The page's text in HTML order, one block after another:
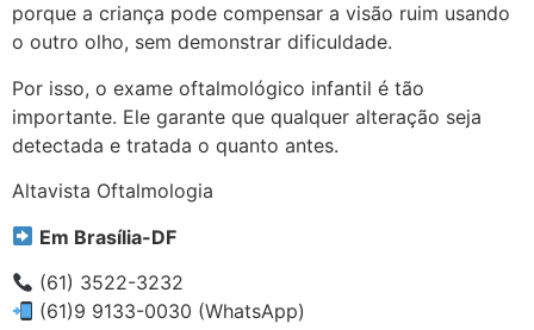
porque a criança pode compensar a visão ruim usando
o outro olho, sem demonstrar dificuldade.
Por isso, o exame oftalmológico infantil é tão
importante. Ele garante que qualquer alteração seja
detectada e tratada o quanto antes.
Altavista Oftalmologia
Em Brasília-DF
(61) 3522-3232
(61)9 9133-0030 (WhatsApp)